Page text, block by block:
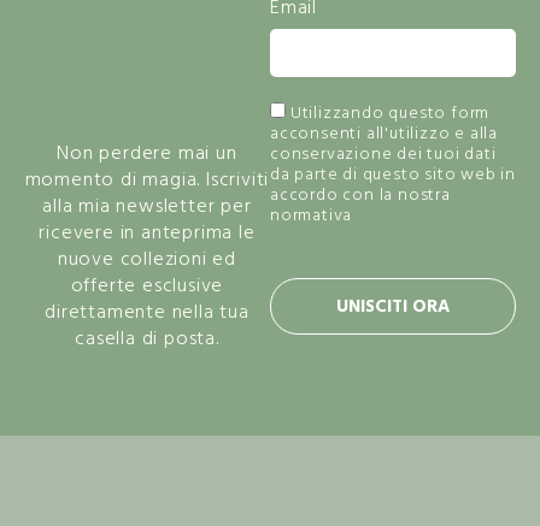
Non perdere mai un
momento di magia. Iscriviti
alla mia newsletter per
ricevere in anteprima le
nuove collezioni ed
offerte esclusive
direttamente nella tua
casella di posta.
Email
Utilizzando questo form
acconsenti all'utilizzo e alla
conservazione dei tuoi dati
da parte di questo sito web in
accordo con la nostra
normativa
UNISCITI ORA